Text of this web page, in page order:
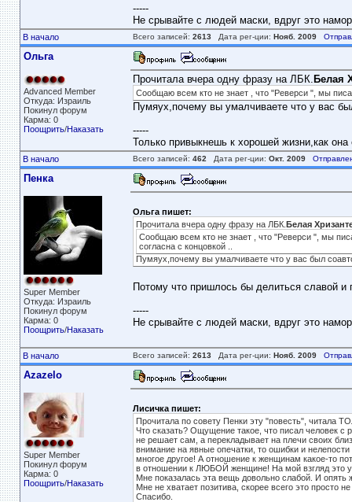
-----
Не срывайте с людей маски, вдруг это
В начало Всего записей: 2613Дата рег-ции: Нояб. 2009
Ольга
Advanced Member
Откуда: Израиль
Покинул форум
Карма: 0
Поощрить/Наказать
Прочитала вчера одну фразу на ЛБК. Белая
Сообщаю всем кто не знает , что "Реверси ", мы
Пумяух,почему вы умалчиваете что у вас
-----
Только привыкнешь к хорошей жизни,как
В начало Всего записей: 462 Дата рег-ции: Окт. 2009
Пенка
Super Member
Откуда: Израиль
Покинул форум
Карма: 0
Поощрить/Наказать
Ольга пишет:
Прочитала вчера одну фразу на ЛБК. Белая
Сообщаю всем кто не знает , что "Реверси ", мы
согласна с концовкой ..
Пумяух,почему вы умалчиваете что у вас был
Потому что пришлось бы делиться славой и
-----
Не срывайте с людей маски, вдруг это
В начало Всего записей: 2613Дата рег-ции: Нояб. 2009
Azazelo
Super Member
Покинул форум
Карма: 0
Поощрить/Наказать
Лисичка пишет:
Прочитала по совету Пенки эту "повесть", читала
Что сказать? Ощущение такое, что писал человек
не решает сам, а перекладывает на плечи своих
внимание на явные опечатки, то ошибки и
многое другое! А отношение к женщинам какое-то
в отношении к ЛЮБОЙ женщине! На мой взгляд это
Мне показалась эта вещь довольно слабой. И опять
Мне не хватает позитива, скорее всего это просто
Спасибо.